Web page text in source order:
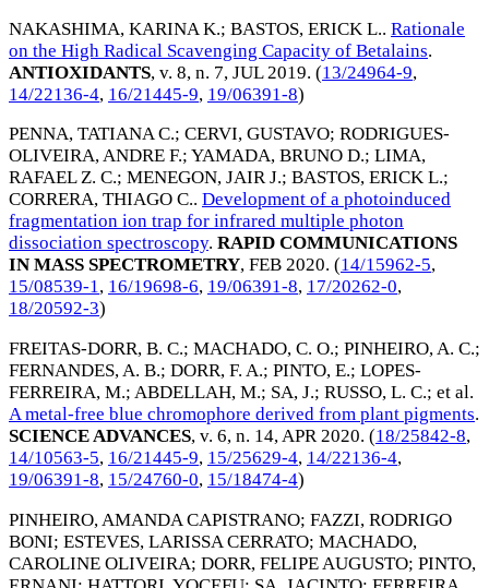
NAKASHIMA, KARINA K.; BASTOS, ERICK L.. Rationale
on the High Radical Scavenging Capacity of Betalains.
ANTIOXIDANTS, v. 8, n. 7, JUL 2019. (13/24964-9,
14/22136-4, 16/21445-9, 19/06391-8)
PENNA, TATIANA C.; CERVI, GUSTAVO; RODRIGUES-
OLIVEIRA, ANDRE F.; YAMADA, BRUNO D.; LIMA,
RAFAEL Z. C.; MENEGON, JAIR J.; BASTOS, ERICK L.;
CORRERA, THIAGO C.. Development of a photoinduced
fragmentation ion trap for infrared multiple photon
dissociation spectroscopy. RAPID COMMUNICATIONS
IN MASS SPECTROMETRY, FEB 2020. (14/15962-5,
15/08539-1, 16/19698-6, 19/06391-8, 17/20262-0,
18/20592-3)
FREITAS-DORR, B. C.; MACHADO, C. O.; PINHEIRO, A. C.;
FERNANDES, A. B.; DORR, F. A.; PINTO, E.; LOPES-
FERREIRA, M.; ABDELLAH, M.; SA, J.; RUSSO, L. C.; et al.
A metal-free blue chromophore derived from plant pigments.
SCIENCE ADVANCES, v. 6, n. 14,APR 2020. (18/25842-8,
14/10563-5, 16/21445-9, 15/25629-4, 14/22136-4,
19/06391-8, 15/24760-0, 15/18474-4)
PINHEIRO, AMANDA CAPISTRANO; FAZZI, RODRIGO
BONI; ESTEVES, LARISSA CERRATO; MACHADO,
CAROLINE OLIVEIRA; DORR, FELIPE AUGUSTO; PINTO,